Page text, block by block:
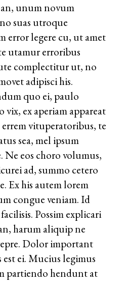
unum novum
suas utroque
error legere cu, ut amet
utamur erroribus
complectitur ut, no
adipisci his.
quo ei, paulo
vix, ex aperiam appareat
vituperatoribus, te
sea, mel ipsum
Ne eos choro volumus,
ad, summo cetero
Ex his autem lorem
congue veniam. Id
Possim explicari
harum aliquip ne
Dolor important
ei. Mucius legimus
partiendo hendunt at